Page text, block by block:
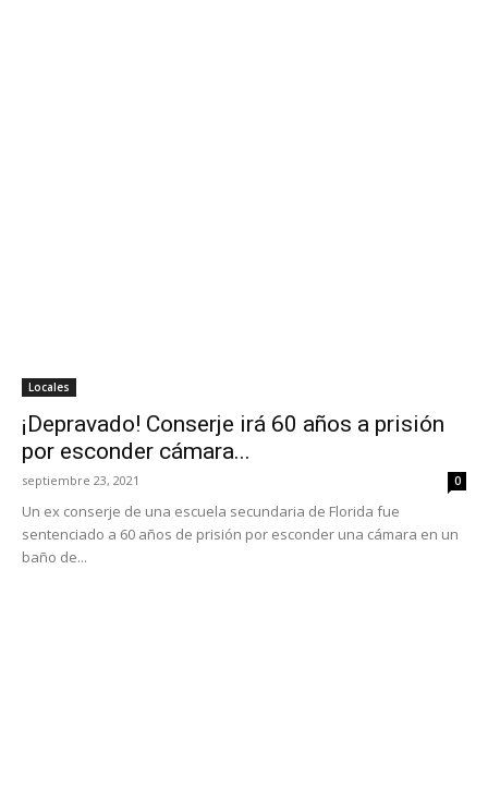
Locales
¡Depravado! Conserje irá 60 años a prisión
por esconder cámara...
septiembre 23, 2021 0
Un ex conserje de una escuela secundaria de Florida fue
sentenciado a 60 años de prisión por esconder una cámara en un
baño de...